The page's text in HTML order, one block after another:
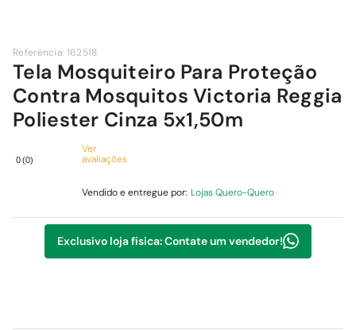
Referência: 162518
Tela Mosquiteiro Para Proteção
Contra Mosquitos Victoria Reggia
Poliester Cinza 5x1,50m
0(0)
Ver
avaliações
Vendido e entregue por: Lojas Quero-Quero
Exclusivo loja física: Contate um vendedor!